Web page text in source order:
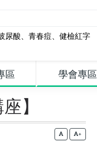
尿酸、 青春痘、 健檢紅字
區 學會專區
】
+